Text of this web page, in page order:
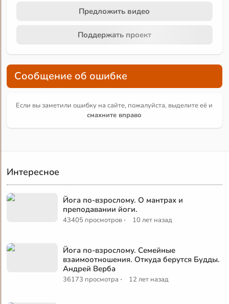
Предложить видео
Поддержать проект
Сообщение об ошибке
Если вы заметили ошибку на сайте, пожалуйста, выделите её и
смахните вправо
Интересное
Йога по-взрослому. О мантрах и
преподавании йоги.
43405 просмотров · 10 лет назад
Йога по-взрослому. Семейные
взаимоотношения. Откуда берутся Будды.
Андрей Верба
36173 просмотра · 12 лет назад